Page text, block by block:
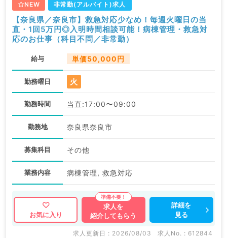
NEW 非常勤(アルバイト)求人
【奈良県／奈良市】救急対応少なめ！毎週火曜日の当
直・1回5万円◎入明時間相談可能！病棟管理・救急対
応のお仕事（科目不問／非常勤）
給与 単価50,000円
勤務曜日 火
勤務時間 当直:17:00〜09:00
勤務地 奈良県奈良市
募集科目 その他
業務内容 病棟管理, 救急対応
お気に入り
求人を
紹介してもらう
詳細を
見る
求人更新日 : 2026/08/03 求人No. : 612844